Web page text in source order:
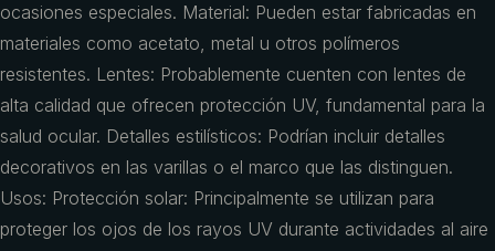
ocasiones especiales. Material: Pueden estar fabricadas en
materiales como acetato, metal u otros polímeros
resistentes. Lentes: Probablemente cuenten con lentes de
alta calidad que ofrecen protección UV, fundamental para la
salud ocular. Detalles estilísticos: Podrían incluir detalles
decorativos en las varillas o el marco que las distinguen.
Usos: Protección solar: Principalmente se utilizan para
proteger los ojos de los rayos UV durante actividades al aire